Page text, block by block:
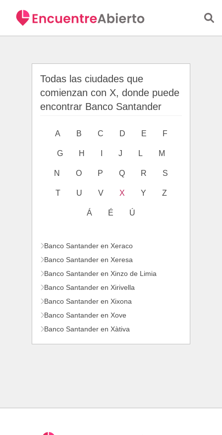
Todas las ciudades que
comienzan con X, donde puede
encontrar Banco Santander
A B C D E F
G H J L M
N O P Q R S
T U V X Y Z
Á É Ú
Banco Santander en Xeraco
Banco Santander en Xeresa
Banco Santander en Xinzo de Limia
Banco Santander en Xirivella
Banco Santander en Xixona
Banco Santander en Xove
Banco Santander en Xàtiva